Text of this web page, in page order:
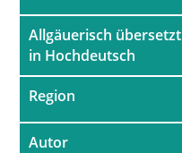
Allgäuerisch übersetzt
in Hochdeutsch
Region
Autor